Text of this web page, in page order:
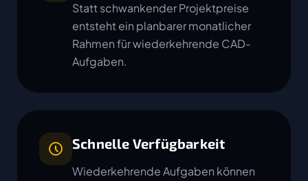
Statt schwankender Projektpreise
entsteht ein planbarer monatlicher
Rahmen für wiederkehrende CAD-
Aufgaben.
Schnelle Verfügbarkeit
Wiederkehrende Aufgaben können